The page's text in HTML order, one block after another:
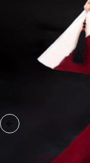
Previous slide